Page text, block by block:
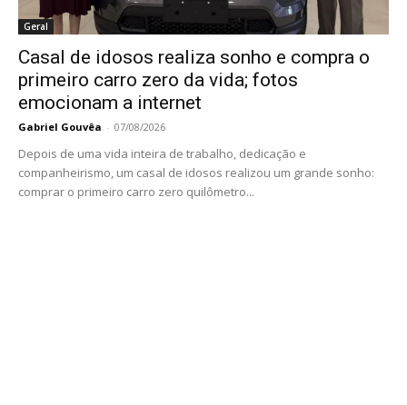
Geral
Casal de idosos realiza sonho e compra o
primeiro carro zero da vida; fotos
emocionam a internet
Gabriel Gouvêa - 07/08/2026
Depois de uma vida inteira de trabalho, dedicação e
companheirismo, um casal de idosos realizou um grande sonho:
comprar o primeiro carro zero quilômetro...